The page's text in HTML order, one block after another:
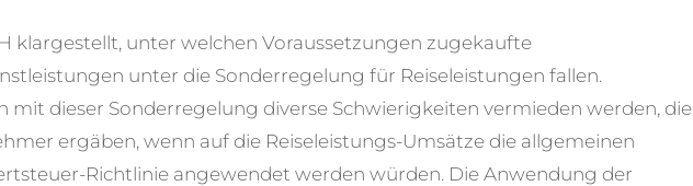
klargestellt, unter welchen Voraussetzungen zugekaufte
unter die Sonderregelung für Reiseleistungen fallen.
mit dieser Sonderregelung diverse Schwierigkeiten vermieden werden, die
ergäben, wenn auf die Reiseleistungs-Umsätze die allgemeinen
Richtlinie angewendet werden würden. Die Anwendung der